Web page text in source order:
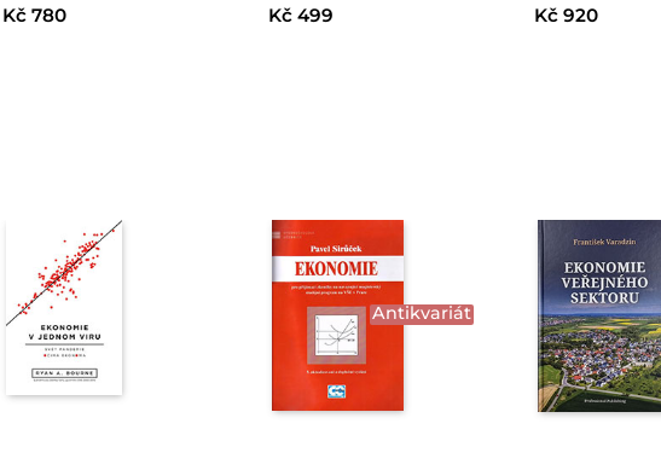
Kč 780 Kč 499 Kč 920
Antikvariát